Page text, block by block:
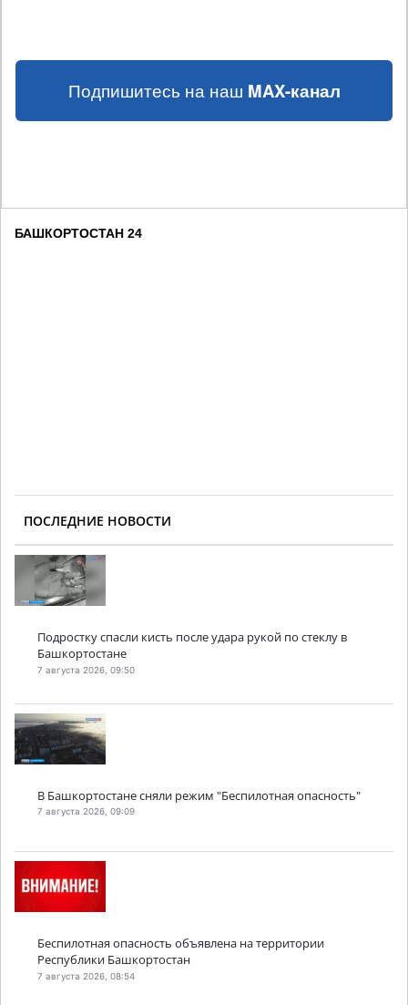
Подпишитесь на наш MAX-канал
БАШКОРТОСТАН 24
ПОСЛЕДНИЕ НОВОСТИ
Подростку спасли кисть после удара рукой по стеклу в
Башкортостане
7 августа 2026, 09:50
В Башкортостане сняли режим "Беспилотная опасность"
7 августа 2026, 09:09
Беспилотная опасность объявлена на территории
Республики Башкортостан
7 августа 2026, 08:54